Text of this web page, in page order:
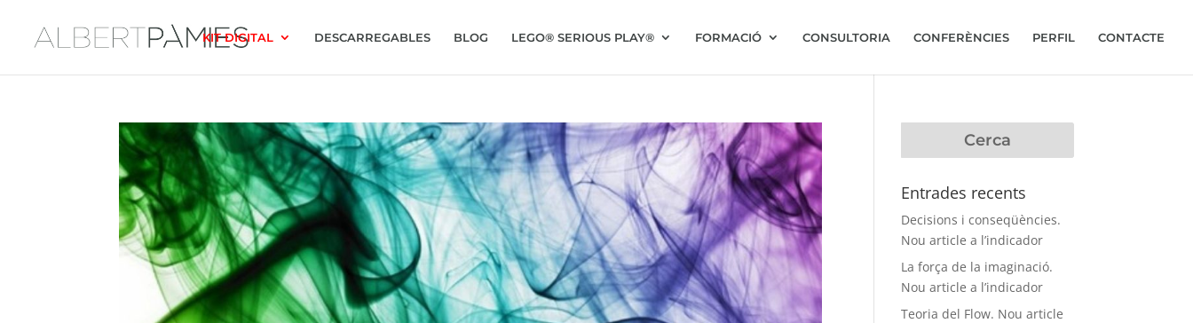
KIT DIGITAL DESCARREGABLES BLOG LEGO® SERIOUS PLAY® FORMACIÓ CONSULTORIA CONFERÈNCIES PERFIL CONTACTE
Entrades recents
Decisions i conseqüències.
Nou article a l’indicador
La força de la imaginació.
Nou article a l’indicador
Teoria del Flow. Nou article